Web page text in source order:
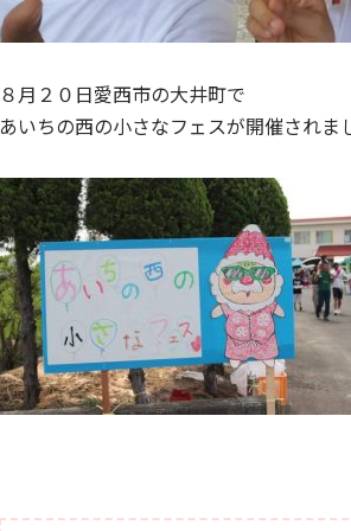
８月２０日愛西市の大井町で
あいちの西の小さなフェスが開催されま